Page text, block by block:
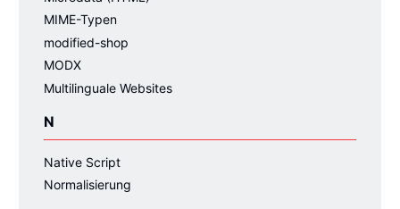
MIME-Typen
modified-shop
MODX
Multilinguale Websites
N
Native Script
Normalisierung